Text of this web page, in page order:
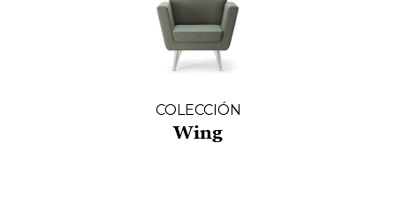
COLECCIÓN
Wing